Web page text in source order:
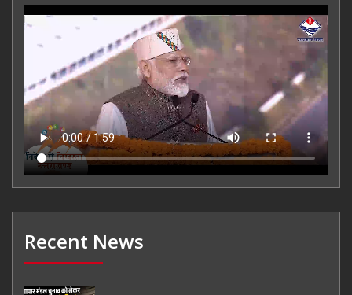
Recent News